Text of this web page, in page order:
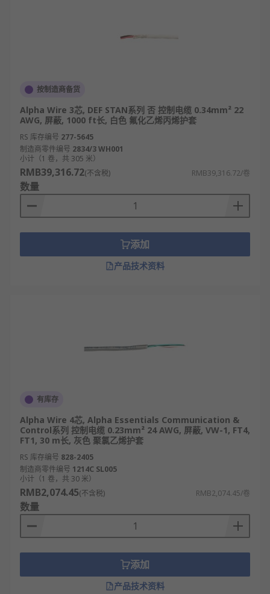
按制造商备货
Alpha Wire 3芯, DEF STAN系列 否 控制电缆 0.34mm² 22
AWG, 屏蔽, 1000 ft长, 白色 氟化乙烯丙烯护套
RS 库存编号 277-5645
制造商零件编号 2834/3 WH001
小计（1 卷，共 305 米）
RMB39,316.72(不含税) RMB39,316.72/卷
数量
添加
产品技术资料
有库存
Alpha Wire 4芯, Alpha Essentials Communication &
Control系列 控制电缆 0.23mm² 24 AWG, 屏蔽, VW-1, FT4,
FT1, 30 m长, 灰色 聚氯乙烯护套
RS 库存编号 828-2405
制造商零件编号 1214C SL005
小计（1 卷，共 30 米）
RMB2,074.45(不含税) RMB2,074.45/卷
数量
添加
产品技术资料